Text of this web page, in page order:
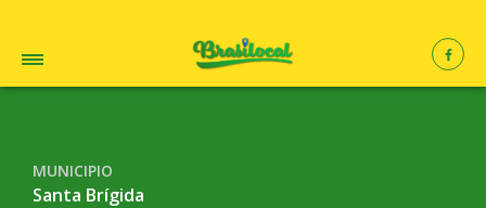
MUNICIPIO
Santa Brígida